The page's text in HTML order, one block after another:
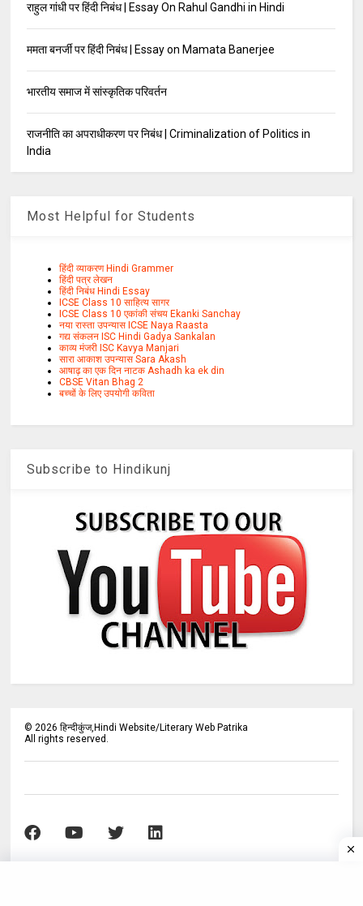
राहुल गांधी पर हिंदी निबंध | Essay On Rahul Gandhi in Hindi
ममता बनर्जी पर हिंदी निबंध | Essay on Mamata Banerjee
भारतीय समाज में सांस्कृतिक परिवर्तन
राजनीति का अपराधीकरण पर निबंध | Criminalization of Politics in
India
Most Helpful for Students
हिंदी व्याकरण Hindi Grammer
हिंदी पत्र लेखन
हिंदी निबंध Hindi Essay
ICSE Class 10 साहित्य सागर
ICSE Class 10 एकांकी संचय Ekanki Sanchay
नया रास्ता उपन्यास ICSE Naya Raasta
गद्य संकलन ISC Hindi Gadya Sankalan
काव्य मंजरी ISC Kavya Manjari
सारा आकाश उपन्यास Sara Akash
आषाढ़ का एक दिन नाटक Ashadh ka ek din
CBSE Vitan Bhag 2
बच्चों के लिए उपयोगी कविता
Subscribe to Hindikunj
©2026 हिन्दीकुंज,Hindi Website/Literary Web Patrika
All rights reserved.